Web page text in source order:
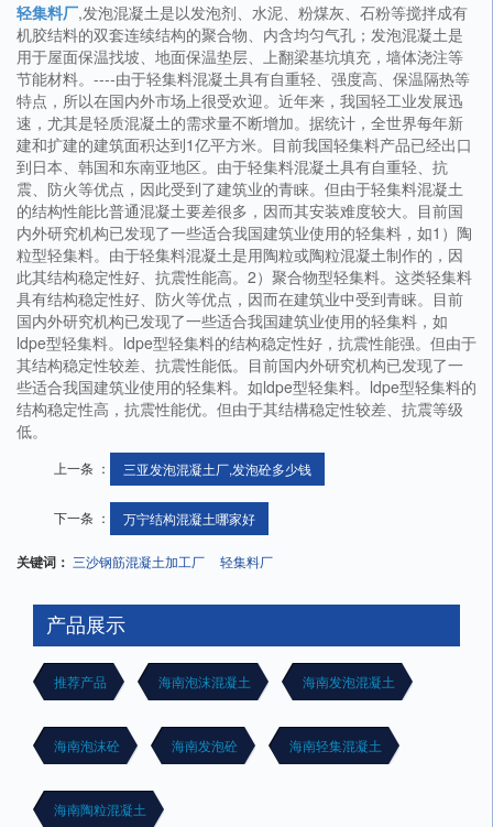
轻集料厂,发泡混凝土是以发泡剂、水泥、粉煤灰、石粉等搅拌成有
机胶结料的双套连续结构的聚合物、内含均匀气孔；发泡混凝土是
用于屋面保温找坡、地面保温垫层、上翻梁基坑填充，墙体浇注等
节能材料。----由于轻集料混凝土具有自重轻、强度高、保温隔热等
特点，所以在国内外市场上很受欢迎。近年来，我国轻工业发展迅
速，尤其是轻质混凝土的需求量不断增加。据统计，全世界每年新
建和扩建的建筑面积达到1亿平方米。目前我国轻集料产品已经出口
到日本、韩国和东南亚地区。由于轻集料混凝土具有自重轻、抗
震、防火等优点，因此受到了建筑业的青睐。但由于轻集料混凝土
的结构性能比普通混凝土要差很多，因而其安装难度较大。目前国
内外研究机构已发现了一些适合我国建筑业使用的轻集料，如1）陶
粒型轻集料。由于轻集料混凝土是用陶粒或陶粒混凝土制作的，因
此其结构稳定性好、抗震性能高。2）聚合物型轻集料。这类轻集料
具有结构稳定性好、防火等优点，因而在建筑业中受到青睐。目前
国内外研究机构已发现了一些适合我国建筑业使用的轻集料，如
ldpe型轻集料。ldpe型轻集料的结构稳定性好，抗震性能强。但由于
其结构稳定性较差、抗震性能低。目前国内外研究机构已发现了一
些适合我国建筑业使用的轻集料。如ldpe型轻集料。ldpe型轻集料的
结构稳定性高，抗震性能优。但由于其结構稳定性较差、抗震等级
低。
上一条 ： 三亚发泡混凝土厂,发泡砼多少钱
下一条 ： 万宁结构混凝土哪家好
关键词： 三沙钢筋混凝土加工厂 轻集料厂
产品展示
推荐产品 海南泡沫混凝土 海南发泡混凝土
海南泡沫砼 海南发泡砼 海南轻集混凝土
海南陶粒混凝土